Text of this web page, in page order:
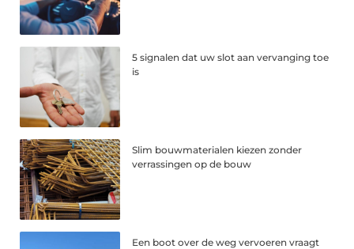
5 signalen dat uw slot aan vervanging toe
is
Slim bouwmaterialen kiezen zonder
verrassingen op de bouw
Een boot over de weg vervoeren vraagt